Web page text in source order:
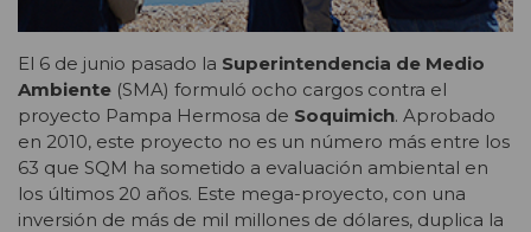
El 6 de junio pasado la Superintendencia de Medio
Ambiente (SMA) formuló ocho cargos contra el
proyecto Pampa Hermosa de Soquimich. Aprobado
en 2010, este proyecto no es un número más entre los
63 que SQM ha sometido a evaluación ambiental en
los últimos 20 años. Este mega-proyecto, con una
inversión de más de mil millones de dólares, duplica la